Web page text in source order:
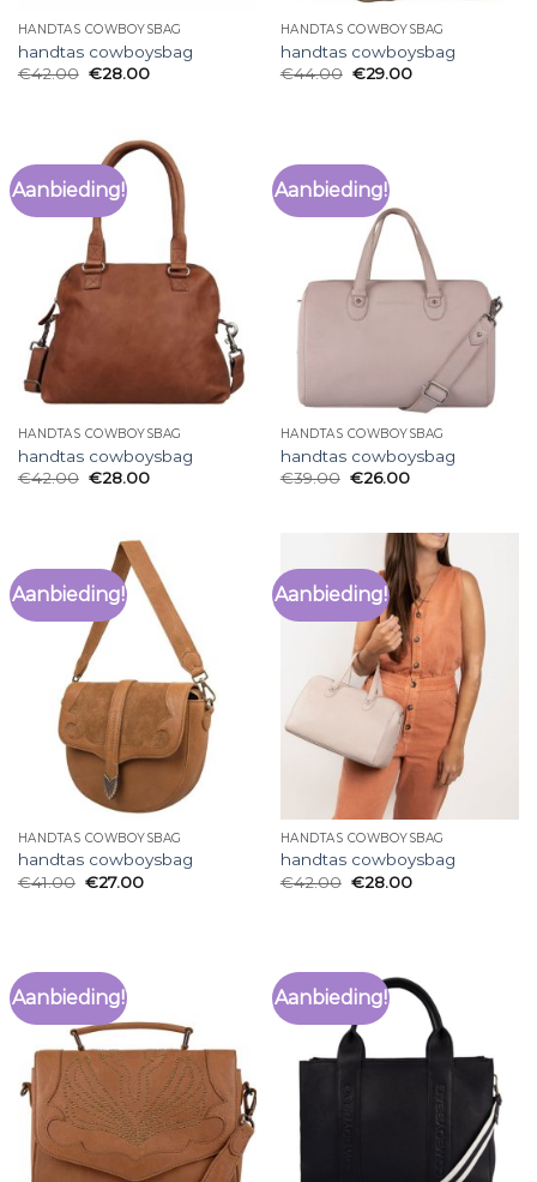
HANDTAS COWBOYSBAG
handtas cowboysbag
€42.00 €28.00
HANDTAS COWBOYSBAG
handtas cowboysbag
€44.00 €29.00
Aanbieding!
HANDTAS COWBOYSBAG
handtas cowboysbag
€42.00 €28.00
Aanbieding!
HANDTAS COWBOYSBAG
handtas cowboysbag
€39.00 €26.00
Aanbieding!
HANDTAS COWBOYSBAG
handtas cowboysbag
€41.00 €27.00
Aanbieding!
HANDTAS COWBOYSBAG
handtas cowboysbag
€42.00 €28.00
Aanbieding! Aanbieding!